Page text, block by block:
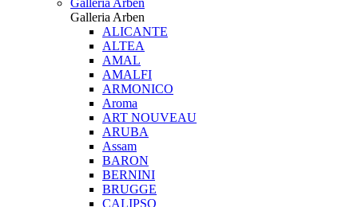
Galleria Arben
Galleria Arben
ALICANTE
ALTEA
AMAL
AMALFI
ARMONICO
Aroma
ART NOUVEAU
ARUBA
Assam
BARON
BERNINI
BRUGGE
CALIPSO